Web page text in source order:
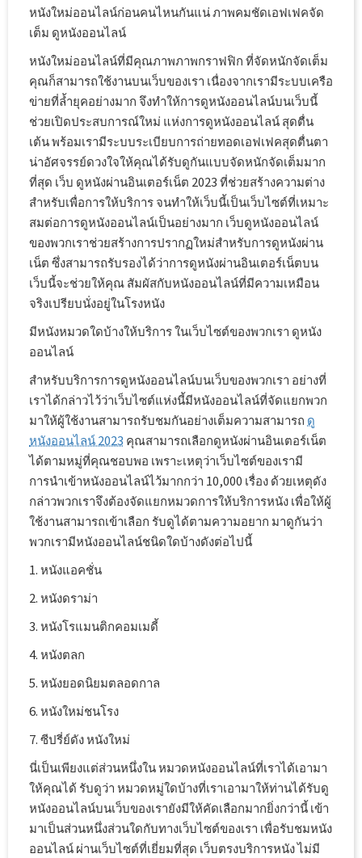
หนังใหม่ออนไลน์ก่อนคนไหนกันแน่ ภาพคมชัดเอฟเฟคจัด
เต็ม ดูหนังออนไลน์
หนังใหม่ออนไลน์ที่มีคุณภาพภาพกราฟฟิก ที่จัดหนักจัดเต็ม
คุณก็สามารถใช้งานบนเว็บของเรา เนื่องจากเรามีระบบเครือ
ข่ายที่ล้ำยุคอย่างมาก จึงทำให้การดูหนังออนไลน์บนเว็บนี้
ช่วยเปิดประสบการณ์ใหม่ แห่งการดูหนังออนไลน์ สุดตื่น
เต้น พร้อมเรามีระบบระเบียบการถ่ายทอดเอฟเฟคสุดตื่นตา
น่าอัศจรรย์ดวงใจให้คุณได้รับดูกันแบบจัดหนักจัดเต็มมาก
ที่สุด เว็บ ดูหนังผ่านอินเตอร์เน็ต 2023 ที่ช่วยสร้างความต่าง
สำหรับเพื่อการให้บริการ จนทำให้เว็บนี้เป็นเว็บไซต์ที่เหมาะ
สมต่อการดูหนังออนไลน์เป็นอย่างมาก เว็บดูหนังออนไลน์
ของพวกเราช่วยสร้างการปรากฏใหม่สำหรับการดูหนังผ่าน
เน็ต ซึ่งสามารถรับรองได้ว่าการดูหนังผ่านอินเตอร์เน็ตบน
เว็บนี้จะช่วยให้คุณ สัมผัสกับหนังออนไลน์ที่มีความเหมือน
จริงเปรียบนั่งอยู่ในโรงหนัง
มีหนังหมวดใดบ้างให้บริการ ในเว็บไซต์ของพวกเรา ดูหนัง
ออนไลน์
สำหรับบริการการดูหนังออนไลน์บนเว็บของพวกเรา อย่างที่
เราได้กล่าวไว้ว่าเว็บไซต์แห่งนี้มีหนังออนไลน์ที่จัดแยกพวก
มาให้ผู้ใช้งานสามารถรับชมกันอย่างเต็มความสามารถ ดู
หนังออนไลน์ 2023 คุณสามารถเลือกดูหนังผ่านอินเตอร์เน็ต
ได้ตามหมู่ที่คุณชอบพอ เพราะเหตุว่าเว็บไซต์ของเรามี
การนำเข้าหนังออนไลน์ไว้มากกว่า 10,000 เรื่อง ด้วยเหตุดัง
กล่าวพวกเราจึงต้องจัดแยกหมวดการให้บริการหนัง เพื่อให้ผู้
ใช้งานสามารถเข้าเลือก รับดูได้ตามความอยาก มาดูกันว่า
พวกเรามีหนังออนไลน์ชนิดใดบ้างดังต่อไปนี้
1. หนังแอคชั่น
2. หนังดราม่า
3. หนังโรแมนติกคอมเมดี้
4. หนังตลก
5. หนังยอดนิยมตลอดกาล
6. หนังใหม่ชนโรง
7. ซีปรี่ย์ดัง หนังใหม่
นี่เป็นเพียงแต่ส่วนหนึ่งใน หมวดหนังออนไลน์ที่เราได้เอามา
ให้คุณได้ รับดูว่า หมวดหมู่ใดบ้างที่เราเอามาให้ท่านได้รับดู
หนังออนไลน์บนเว็บของเรายังมีให้คัดเลือกมากยิ่งกว่านี้ เข้า
มาเป็นส่วนหนึ่งส่วนใดกับทางเว็บไซต์ของเรา เพื่อรับชมหนัง
ออนไลน์ ผ่านเว็บไซต์ที่เยี่ยมที่สุด เว็บตรงบริการหนัง ไม่มี